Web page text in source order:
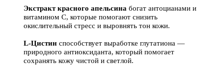
Экстракт красного апельсина богат антоцианами и
витамином C, которые помогают снизить
окислительный стресс и выровнять тон кожи.
L-Цистин способствует выработке глутатиона —
природного антиоксиданта, который помогает
сохранять кожу чистой и светлой.